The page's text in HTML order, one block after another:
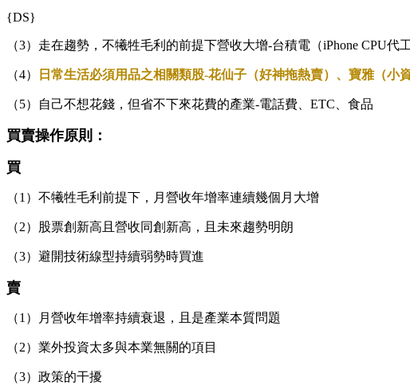
{DS}
（3）走在趨勢，不犧牲毛利的前提下營收大增-台積電（iPhone CPU代
（4） 日常生活必須用品之相關類股-花仙子（好神拖熱賣）、寶雅（小
（5）自己不想花錢，但省不下來花費的產業-電話費、ETC、食品
買賣操作原則：
買
（1）不犧牲毛利前提下，月營收年增率連續幾個月大增
（2）股票創新高且營收同創新高，且未來趨勢明朗
（3）避開技術線型持續弱勢時買進
賣
（1）月營收年增率持續衰退，且是產業本質問題
（2）業外投資太多與本業無關的項目
（3）政策的干擾